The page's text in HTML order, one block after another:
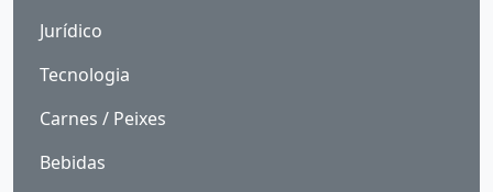
Jurídico
Tecnologia
Carnes / Peixes
Bebidas